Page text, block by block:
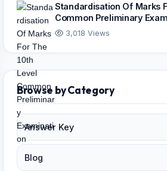
Standardisation Of Marks
Common Preliminary
3,018 Views
Browse by Category
Answer Key
Blog